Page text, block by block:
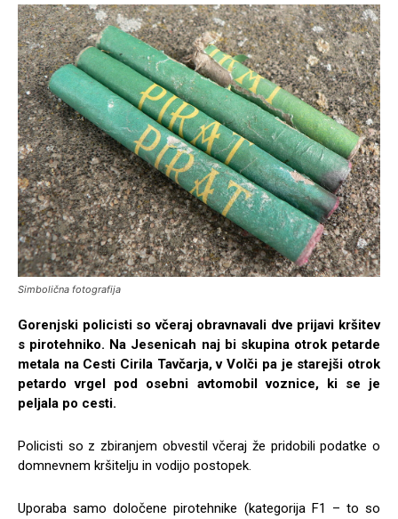
Simbolična fotografija
Gorenjski policisti so včeraj obravnavali dve prijavi kršitev
s pirotehniko. Na Jesenicah naj bi skupina otrok petarde
metala na Cesti Cirila Tavčarja, v Volči pa je starejši otrok
petardo vrgel pod osebni avtomobil voznice, ki se je
peljala po cesti.
Policisti so z zbiranjem obvestil včeraj že pridobili podatke o
domnevnem kršitelju in vodijo postopek.
Uporaba samo določene pirotehnike (kategorija F1 – to so